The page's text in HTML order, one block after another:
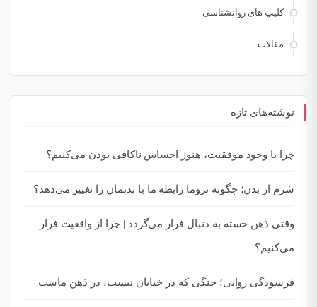
کلیپ های روانشناسی
مقالات
نوشته‌های تازه
چرا با وجود موفقیت، هنوز احساس ناکافی بودن می‌کنیم؟
شرم از بدن؛ چگونه تروما رابطه ما با بدنمان را تغییر می‌دهد؟
وقتی ذهن خسته به دنبال فرار می‌گردد | چرا از واقعیت فرار
می‌کنیم؟
فرسودگی روانی؛ جنگی که در خیابان نیست، در ذهن ماست